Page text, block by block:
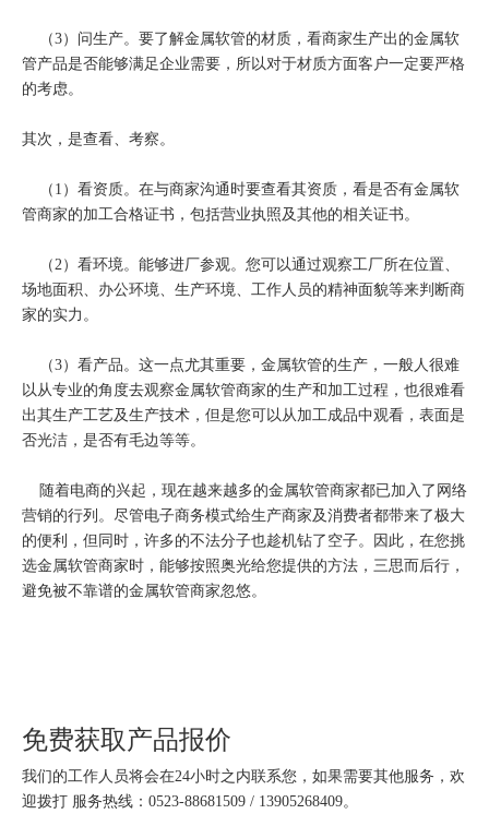
（3）问生产。要了解金属软管的材质，看商家生产出的金属软
管产品是否能够满足企业需要，所以对于材质方面客户一定要严格
的考虑。
其次，是查看、考察。
（1）看资质。在与商家沟通时要查看其资质，看是否有金属软
管商家的加工合格证书，包括营业执照及其他的相关证书。
（2）看环境。能够进厂参观。您可以通过观察工厂所在位置、
场地面积、办公环境、生产环境、工作人员的精神面貌等来判断商
家的实力。
（3）看产品。这一点尤其重要，金属软管的生产，一般人很难
以从专业的角度去观察金属软管商家的生产和加工过程，也很难看
出其生产工艺及生产技术，但是您可以从加工成品中观看，表面是
否光洁，是否有毛边等等。
随着电商的兴起，现在越来越多的金属软管商家都已加入了网络
营销的行列。尽管电子商务模式给生产商家及消费者都带来了极大
的便利，但同时，许多的不法分子也趁机钻了空子。因此，在您挑
选金属软管商家时，能够按照奥光给您提供的方法，三思而后行，
避免被不靠谱的金属软管商家忽悠。
免费获取产品报价
我们的工作人员将会在24小时之内联系您，如果需要其他服务，欢
迎拨打 服务热线：0523-88681509 / 13905268409。